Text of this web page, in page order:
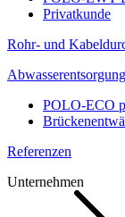
Privatkunde
Rohr- und
Abwasserentsorgung
POLO-ECO
Referenzen
Unternehmen